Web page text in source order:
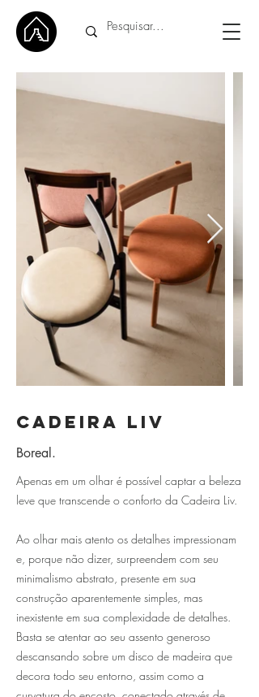
Cadeira Liv
Boreal.
Apenas em um olhar é possível captar a beleza
leve que transcende o conforto da Cadeira Liv.
Ao olhar mais atento os detalhes impressionam
e, porque não dizer, surpreendem com seu
minimalismo abstrato, presente em sua
construção aparentemente simples, mas
inexistente em sua complexidade de detalhes.
Basta se atentar ao seu assento generoso
descansando sobre um disco de madeira que
decora todo seu entorno, assim como a